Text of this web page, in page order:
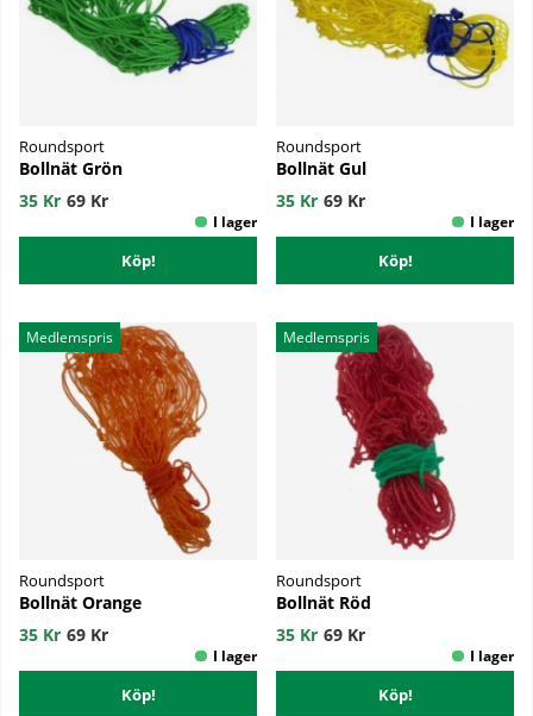
Roundsport
Bollnät Grön
35 Kr 69 Kr
Köp!
Roundsport
Bollnät Gul
35 Kr 69 Kr
Köp!
Medlemspris
Roundsport
Bollnät Orange
35 Kr 69 Kr
Köp!
Medlemspris
Roundsport
Bollnät Röd
35 Kr 69 Kr
Köp!